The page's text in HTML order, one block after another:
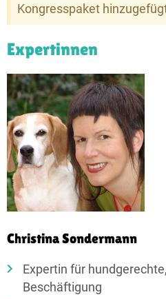
Kongresspaket
Expertinnen
Christina Sondermann
Expertin für
Beschäftigung